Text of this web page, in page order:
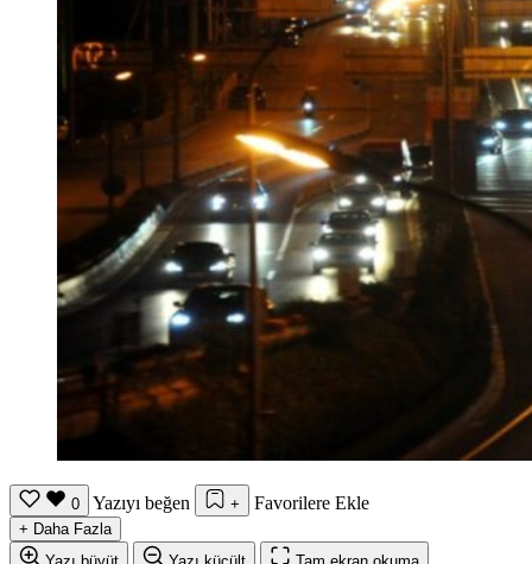
0 Yazıyı beğen + Favorilere Ekle
+ Daha Fazla